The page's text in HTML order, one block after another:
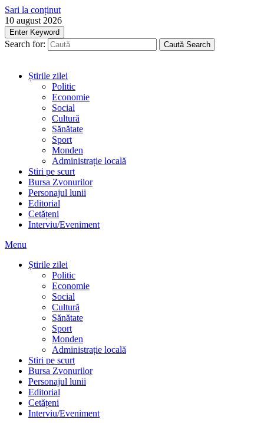
Sari la conținut
10 august 2026
Enter Keyword
Search for: Caută Search
Știrile zilei
Politic
Economie
Social
Cultură
Sănătate
Sport
Monden
Administrație locală
Stiri pe scurt
Bursa Zvonurilor
Personajul lunii
Editorial
Cetățeni
Interviu/Eveniment
Menu
Știrile zilei
Politic
Economie
Social
Cultură
Sănătate
Sport
Monden
Administrație locală
Stiri pe scurt
Bursa Zvonurilor
Personajul lunii
Editorial
Cetățeni
Interviu/Eveniment